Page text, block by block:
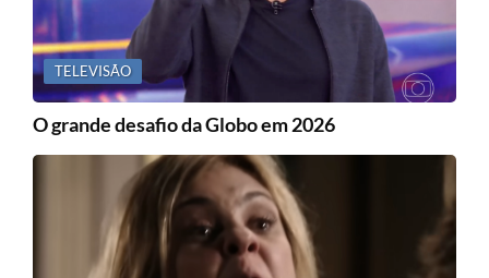
TELEVISÃO
O grande desafio da Globo em 2026